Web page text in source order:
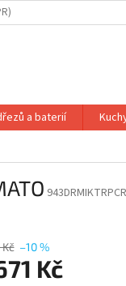
a baterií
943DRMIKTRPCR
–10 %
Kč